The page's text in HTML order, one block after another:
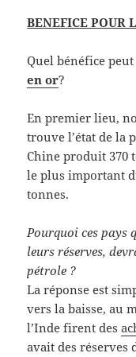
BENEFICE POUR
Quel bénéfice
en or?
En premier lieu,
trouve l’état de la
Chine produit 370
le plus important
tonnes.
Pourquoi ces pays
leurs réserves,
pétrole ?
La réponse est
vers la baisse, au
l’Inde firent des
avait des réserves